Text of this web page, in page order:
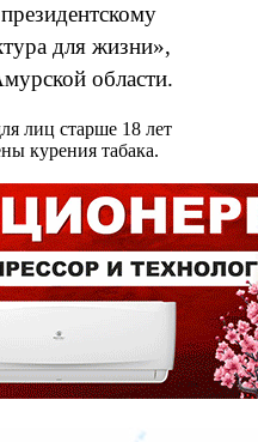
для жизни»,
области.
лиц старше 18 лет
курения табака.